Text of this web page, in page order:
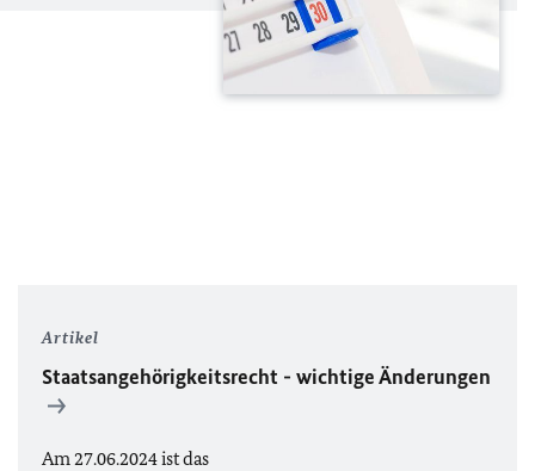
Artikel
Staatsangehörigkeitsrecht - wichtige Änderungen
Am 27.06.2024 ist das